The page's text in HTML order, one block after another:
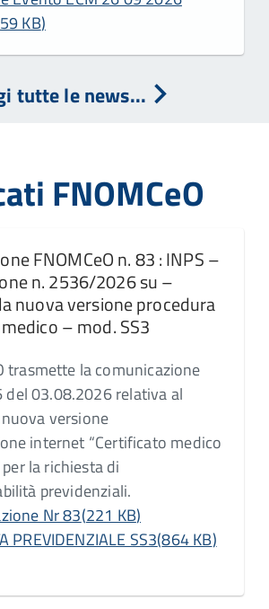
KB)
tutte le news...
FNOMCeO
FNOMCeO n. 83 : INPS –
n. 2536/2026 su –
nuova versione procedura
– mod. SS3
trasmette la comunicazione
del 03.08.2026 relativa al
versione
internet “Certificato medico
la richiesta di
previdenziali.
Nr 83(221 KB)
PREVIDENZIALE SS3(864 KB)